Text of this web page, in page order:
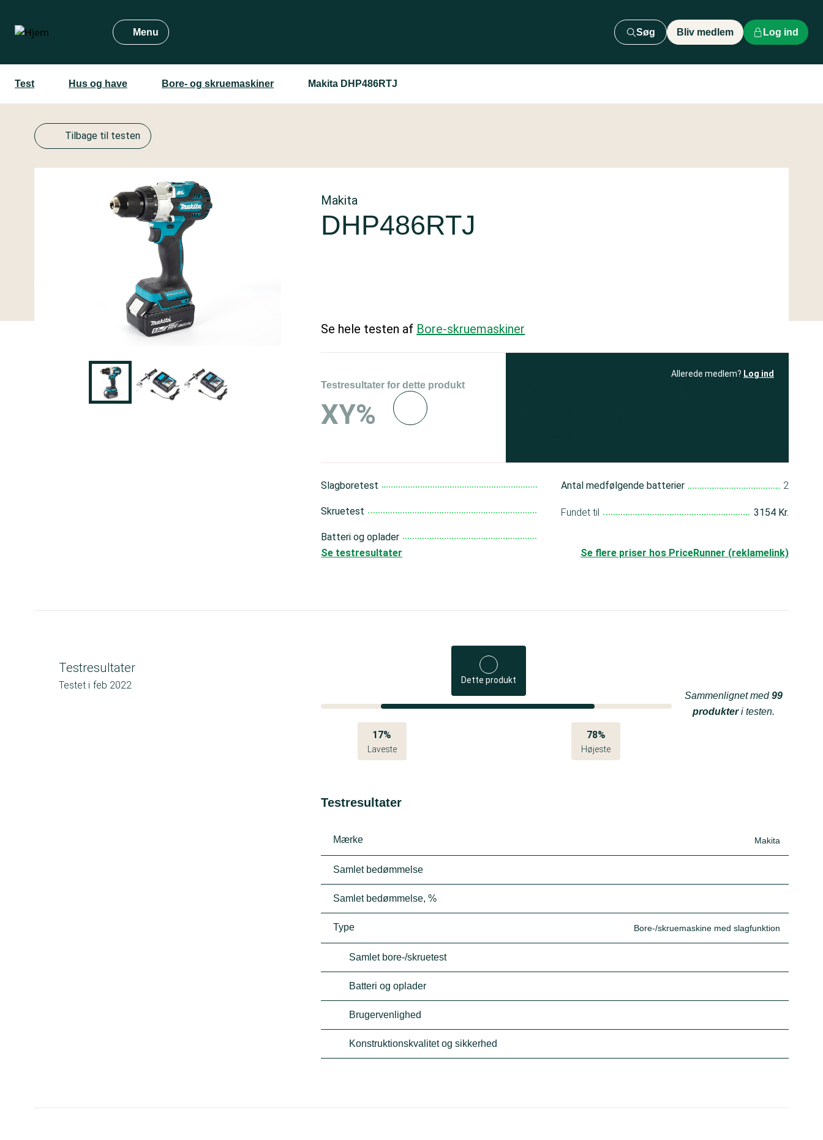
hovedindhold
Menu Søg Bliv medlem Log ind
Test Hus og have Bore- og skruemaskiner Makita DHP486RTJ
Tilbage til testen
Makita
DHP486RTJ
Se hele testen af Bore-skruemaskiner
Testresultater for dette produkt
XY%
Allerede medlem? Log ind
Slagboretest
Skruetest
Batteri og oplader
Antal medfølgende batterier 2
Fundet til 3154 Kr.
Se flere priser hos PriceRunner (reklamelink)
Se testresultater
Testresultater
Testet i feb 2022 Dette produkt
17%
Laveste
78%
Højeste
Sammenlignet med99
produkteri testen.
Testresultater
Mærke Makita
Samlet bedømmelse
Samlet bedømmelse, %
Type Bore-/skruemaskine med slagfunktion
Samlet bore-/skruetest
Batteri og oplader
Brugervenlighed
Konstruktionskvalitet og sikkerhed